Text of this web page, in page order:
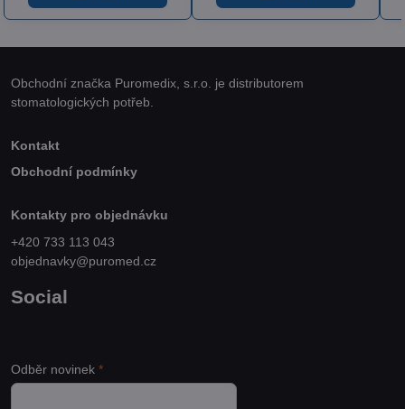
Obchodní značka Puromedix, s.r.o. je distributorem
stomatologických potřeb.
Kontakt
Obchodní podmínky
Kontakty pro objednávku
+420 733 113 043
objednavky@puromed.cz
Social
Odběr novinek *